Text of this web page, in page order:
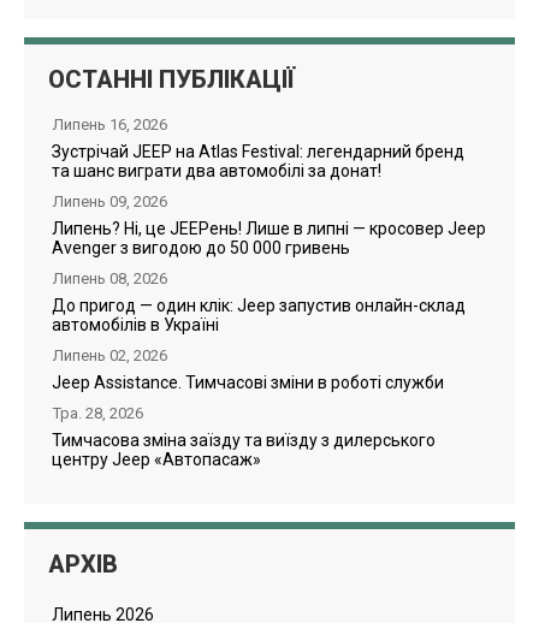
ОСТАННІ ПУБЛІКАЦІЇ
Липень 16, 2026
Зустрічай JEEP на Atlas Festival: легендарний бренд
та шанс виграти два автомобілі за донат!
Липень 09, 2026
Липень? Ні, це JEEPень! Лише в липні — кросовер Jeep
Avenger з вигодою до 50 000 гривень
Липень 08, 2026
До пригод — один клік: Jeep запустив онлайн-склад
автомобілів в Україні
Липень 02, 2026
Jeep Assistance. Тимчасові зміни в роботі служби
Тра. 28, 2026
Тимчасова зміна заїзду та виїзду з дилерського
центру Jeep «Автопасаж»
АРХІВ
Липень 2026